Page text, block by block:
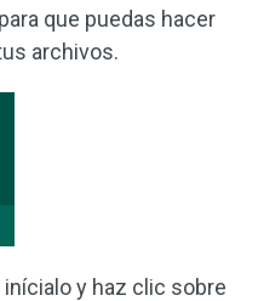
que puedas hacer
archivos.
inícialo y haz clic sobre